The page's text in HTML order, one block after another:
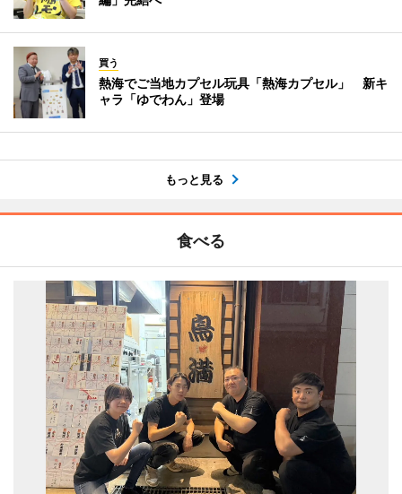
買う
熱海でご当地カプセル玩具「熱海カプセル」 新キ
ャラ「ゆでわん」登場
もっと見る
食べる